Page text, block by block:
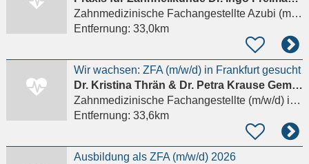
Zahnmedizinische Fachangestellte Azubi (m/w/d)
Entfernung: 33,0km
Wir wachsen: ZFA (m/w/d) in Frankfurt gesucht
Dr. Kristina Thrän & Dr. Petra Krause Gemeinschaftspraxis
Zahnmedizinische Fachangestellte (m/w/d)in Frankfurt am Main
Entfernung: 33,6km
Ausbildung als ZFA (m/w/d) 2026